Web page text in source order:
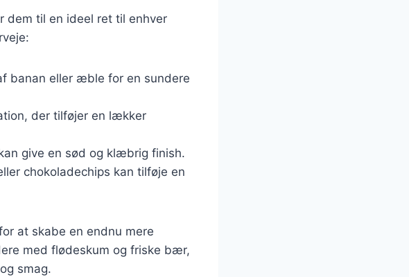
dem til en ideel ret til enhver
banan eller æble for en sundere
der tilføjer en lækker
give en sød og klæbrig finish.
chokoladechips kan tilføje en
at skabe en endnu mere
med flødeskum og friske bær,
smag.